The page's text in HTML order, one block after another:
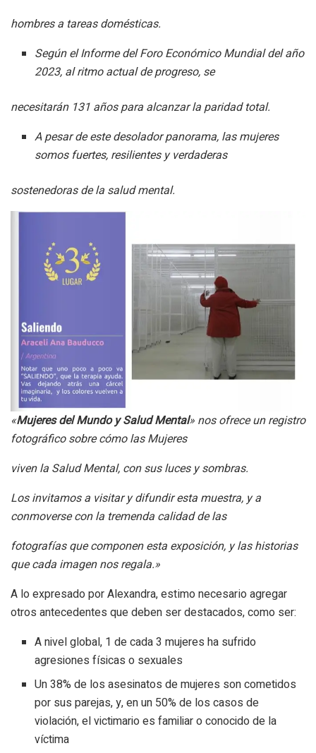
hombres a tareas domésticas.
Según el Informe del Foro Económico Mundial del año
2023, al ritmo actual de progreso, se
necesitarán 131 años para alcanzar la paridad total.
A pesar de este desolador panorama, las mujeres
somos fuertes, resilientes y verdaderas
sostenedoras de la salud mental.
«Mujeres del Mundo y Salud Mental» nos ofrece un registro
fotográfico sobre cómo las Mujeres
viven la Salud Mental, con sus luces y sombras.
Los invitamos a visitar y difundir esta muestra, y a
conmoverse con la tremenda calidad de las
fotografías que componen esta exposición, y las historias
que cada imagen nos regala.»
A lo expresado por Alexandra, estimo necesario agregar
otros antecedentes que deben ser destacados, como ser:
A nivel global, 1 de cada 3 mujeres ha sufrido
agresiones físicas o sexuales
Un 38% de los asesinatos de mujeres son cometidos
por sus parejas, y, en un 50% de los casos de
violación, el victimario es familiar o conocido de la
víctima